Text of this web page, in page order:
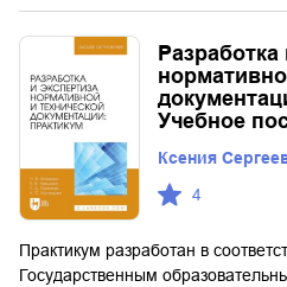
Учебное
Ксения
4
Практикум разработан в
Государственным